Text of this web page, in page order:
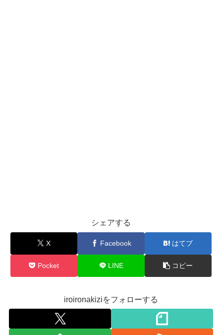
シェアする
X Facebook はてブ
Pocket LINE コピー
iroironakiziをフォローする